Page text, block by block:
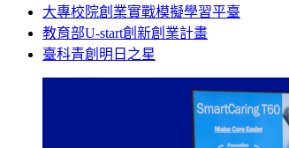
大專校院創業實戰模擬學習平臺
教育部U-start創新創業計畫
臺科青創明日之星